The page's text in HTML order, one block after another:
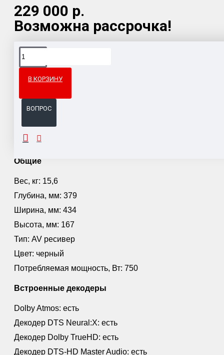
229 000 р.
Возможна рассрочка!
В КОРЗИНУ
ВОПРОС
Доставка товара по всему Таможенному союзу.
ОПИСАНИЕ
Общие
Вес, кг: 15,6
Глубина, мм: 379
Ширина, мм: 434
Высота, мм: 167
Тип: AV ресивер
Цвет: черный
Потребляемая мощность, Вт: 750
Встроенные декодеры
Dolby Atmos: есть
Декодер DTS Neural:X: есть
Декодер Dolby TrueHD: есть
Декодер DTS-HD Master Audio: есть